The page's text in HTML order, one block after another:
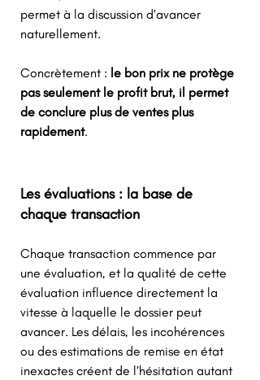
permet à la discussion d’avancer
naturellement.
Concrètement : le bon prix ne protège
pas seulement le profit brut, il permet
de conclure plus de ventes plus
rapidement.
Les évaluations : la base de
chaque transaction
Chaque transaction commence par
une évaluation, et la qualité de cette
évaluation influence directement la
vitesse à laquelle le dossier peut
avancer. Les délais, les incohérences
ou des estimations de remise en état
inexactes créent de l’hésitation autant